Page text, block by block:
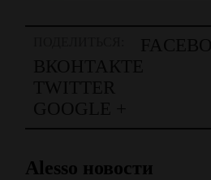
Alesso новости